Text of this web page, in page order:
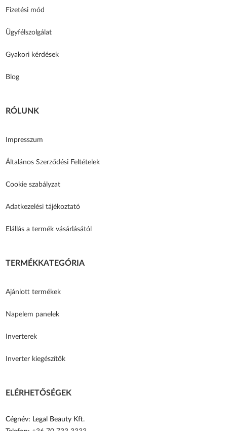
Fizetési mód
Ügyfélszolgálat
Gyakori kérdések
Blog
RÓLUNK
Impresszum
Általános Szerződési Feltételek
Cookie szabályzat
Adatkezelési tájékoztató
Elállás a termék vásárlásától
TERMÉKKATEGÓRIA
Ajánlott termékek
Napelem panelek
Inverterek
Inverter kiegészítők
ELÉRHETŐSÉGEK
Cégnév: Legal Beauty Kft.